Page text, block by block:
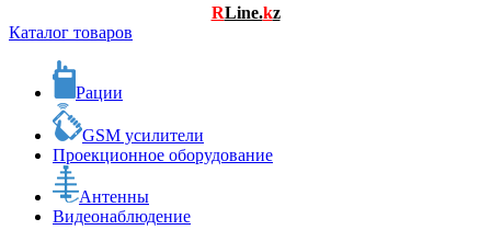
RLine.kz
Каталог товаров
Рации
GSM усилители
Проекционное оборудование
Антенны
Видеонаблюдение